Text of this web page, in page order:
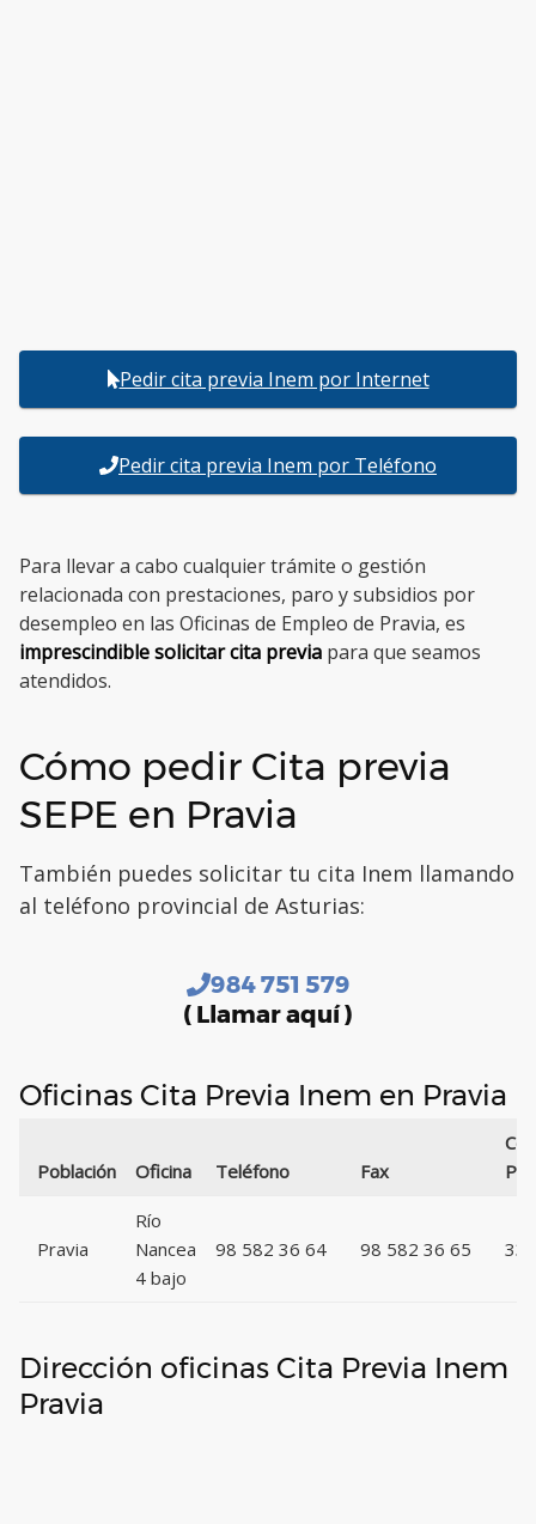
Pedir cita previa Inem por Internet
Pedir cita previa Inem por Teléfono
Para llevar a cabo cualquier trámite o gestión
relacionada con prestaciones, paro y subsidios por
desempleo en las Oficinas de Empleo de Pravia, es
imprescindible solicitar cita previa para que seamos
atendidos.
Cómo pedir Cita previa
SEPE en Pravia
También puedes solicitar tu cita Inem llamando
al teléfono provincial de Asturias:
984 751 579
( Llamar aquí )
Oficinas Cita Previa Inem en Pravia
Población Oficina Teléfono Fax
Pravia
Río
Nancea
4 bajo
98 582 36 64 98 582 36 65
Dirección oficinas Cita Previa Inem
Pravia